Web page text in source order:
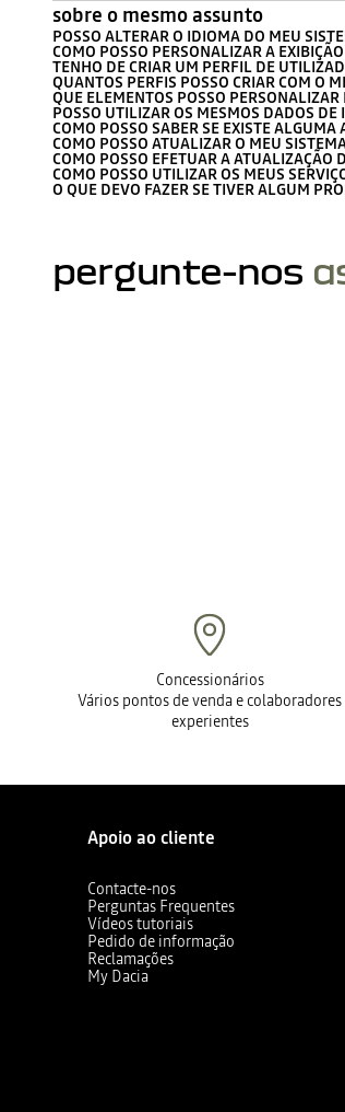
sobre o mesmo assunto
POSSO ALTERAR O IDIOMA DO MEU
COMO POSSO PERSONALIZAR A
TENHO DE CRIAR UM PERFIL DE
QUANTOS PERFIS POSSO CRIAR COM O
QUE ELEMENTOS POSSO
POSSO UTILIZAR OS MESMOS DADOS
COMO POSSO SABER SE EXISTE
COMO POSSO ATUALIZAR O MEU
COMO POSSO EFETUAR A ATUALIZAÇÃO
COMO POSSO UTILIZAR OS MEUS
O QUE DEVO FAZER SE TIVER ALGUM
pergunte-nos
Concessionários
Vários pontos de venda e colaboradores
experientes
Apoio ao cliente
Contacte-nos
Perguntas Frequentes
Vídeos tutoriais
Pedido de informação
Reclamações
My Dacia